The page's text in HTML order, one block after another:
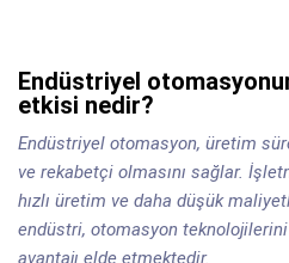
Endüstriyel
etkisi nedir?
Endüstriyel otomasyon, üretim
ve rekabetçi olmasını sağlar.
hızlı üretim ve daha düşük
endüstri, otomasyon
avantajı elde etmektedir.